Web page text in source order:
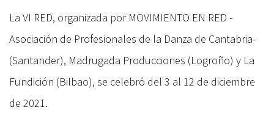
La VI RED, organizada por MOVIMIENTO EN RED -
Asociación de Profesionales de la Danza de Cantabria-
(Santander), Madrugada Producciones (Logroño) y La
Fundición (Bilbao), se celebró del 3 al 12 de diciembre
de 2021.